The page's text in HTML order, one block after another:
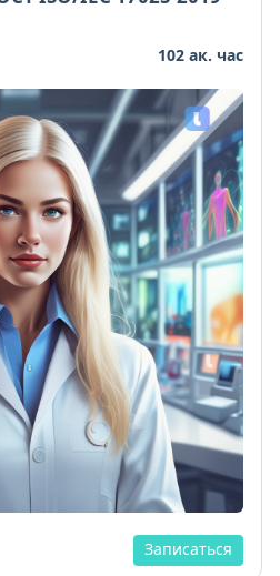
102 ак. час
Записаться